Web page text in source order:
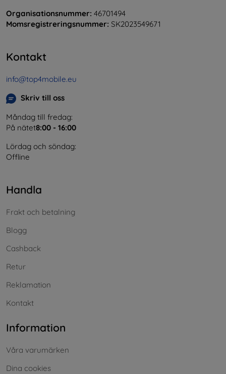
Organisationsnummer: 46701494
Momsregistreringsnummer: SK2023549671
Kontakt
info@top4mobile.eu
Skriv till oss
Måndag till fredag:
På nätet8:00 - 16:00
Lördag och söndag:
Offline
Handla
Frakt och betalning
Blogg
Cashback
Retur
Reklamation
Kontakt
Information
Våra varumärken
Dina cookies